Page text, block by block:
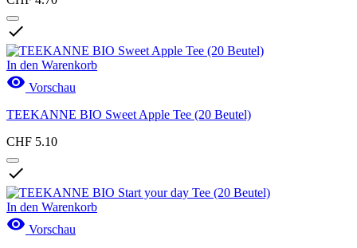

In den Warenkorb
 Vorschau
TEEKANNE BIO Sweet Apple Tee (20 Beutel)
CHF 5.10

In den Warenkorb
 Vorschau